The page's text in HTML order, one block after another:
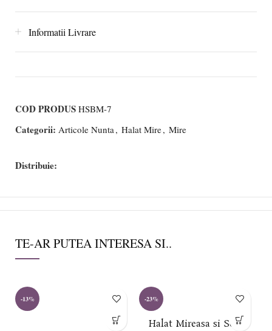
Informatii Livrare
COD PRODUS HSBM-7
Categorii: Articole Nunta , Halat Mire, Mire
Distribuie:
TE-AR PUTEA INTERESA SI..
-13% -23%
Halat Mireasa si Sotie